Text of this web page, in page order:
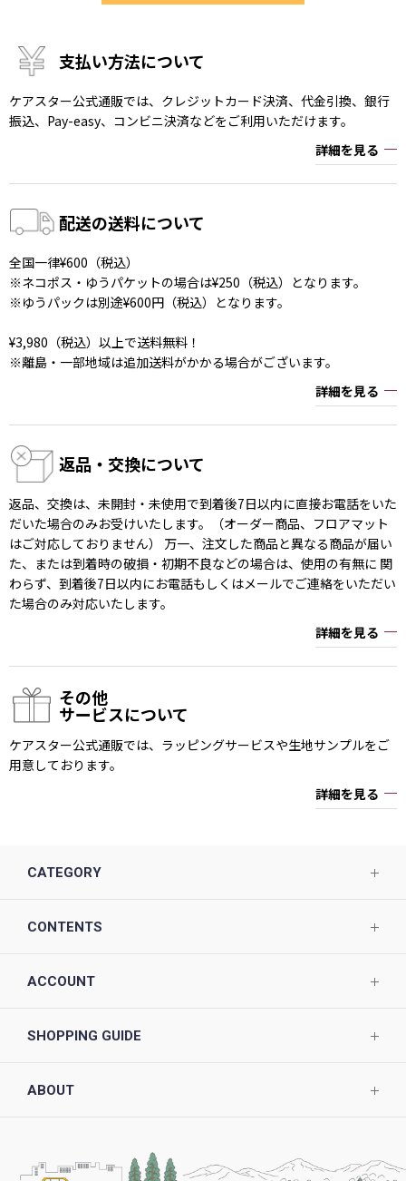
支払い方法について
ケアスター公式通販では、クレジットカード決済、代金引換、銀行
振込、Pay-easy、コンビニ決済などをご利用いただけます。
詳細を見る
配送の送料について
全国一律¥600（税込）
※ネコポス・ゆうパケットの場合は¥250（税込）となります。
※ゆうパックは別途¥600円（税込）となります。
¥3,980（税込）以上で送料無料！
※離島・一部地域は追加送料がかかる場合がございます。
詳細を見る
返品・交換について
返品、交換は、未開封・未使用で到着後7日以内に直接お電話をいた
だいた場合のみお受けいたします。（オーダー商品、フロアマット
はご対応しておりません） 万一、注文した商品と異なる商品が届い
た、または到着時の破損・初期不良などの場合は、使用の有無に 関
わらず、到着後7日以内にお電話もしくはメールでご連絡をいただい
た場合のみ対応いたします。
詳細を見る
その他
サービスについて
ケアスター公式通販では、ラッピングサービスや生地サンプルをご
用意しております。
詳細を見る
CATEGORY
CONTENTS
ACCOUNT
SHOPPING GUIDE
ABOUT